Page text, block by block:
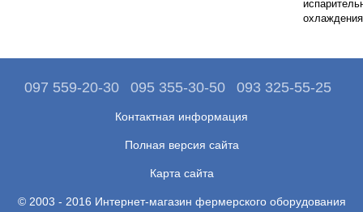
охлаждения
097 559-20-30 095 355-30-50 093 325-55-25
Контактная информация
Полная версия сайта
Карта сайта
© 2003 - 2016 Интернет-магазин фермерского оборудования